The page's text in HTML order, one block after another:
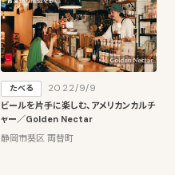
たべる
2022/9/9
ビールを片手に楽しむ、アメリカンカルチ
ャー／Golden Nectar
静岡市葵区 両替町